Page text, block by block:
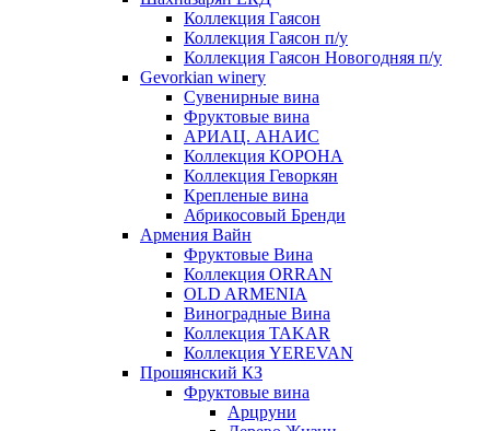
Коллекция Гаясон
Коллекция Гаясон п/у
Коллекция Гаясон Новогодняя п/у
Gevorkian winery
Сувенирные вина
Фруктовые вина
АРИАЦ. АНАИС
Коллекция КОРОНА
Коллекция Геворкян
Крепленые вина
Абрикосовый Бренди
Армения Вайн
Фруктовые Вина
Коллекция ORRAN
OLD ARMENIA
Виноградные Вина
Коллекция TAKAR
Коллекция YEREVAN
Прошянский КЗ
Фруктовые вина
Арцруни